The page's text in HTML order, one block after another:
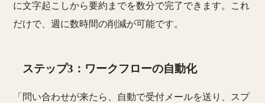
に文字起こしから要約までを数分で完了できます。これ
だけで、週に数時間の削減が可能です。
ステップ3：ワークフローの自動化
「問い合わせが来たら、自動で受付メールを送り、スプ